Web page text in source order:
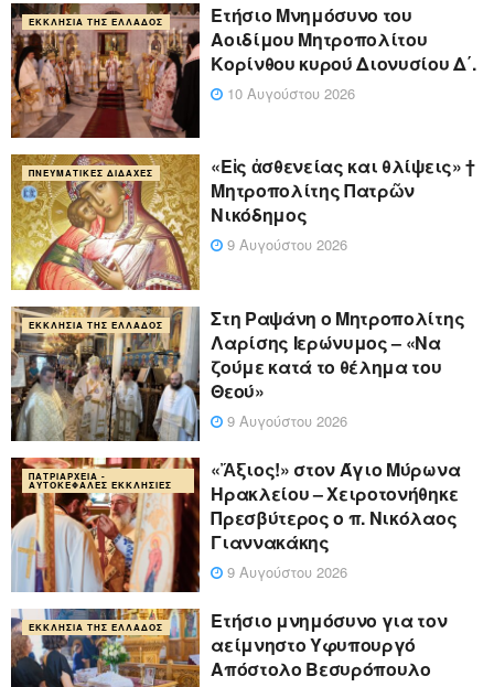
ΕΚΚΛΗΣΊΑ ΤΗΣ ΕΛΛΆΔΟΣ
Ετήσιο Μνημόσυνο του
Αοιδίμου Μητροπολίτου
Κορίνθου κυρού Διονυσίου Δ΄.
10 Αυγούστου 2026
ΠΝΕΥΜΑΤΙΚΈΣ ΔΙΔΑΧΈΣ
«Eἰς ἀσθενείας και θλίψεις» †
Μητροπολίτης Πατρῶν
Νικόδημος
9 Αυγούστου 2026
ΕΚΚΛΗΣΊΑ ΤΗΣ ΕΛΛΆΔΟΣ
Στη Ραψάνη ο Μητροπολίτης
Λαρίσης Ιερώνυμος – «Να
ζούμε κατά το θέλημα του
Θεού»
9 Αυγούστου 2026
ΠΑΤΡΙΑΡΧΕΊΑ -
ΑΥΤΟΚΈΦΑΛΕΣ ΕΚΚΛΗΣΊΕΣ
«Ἄξιος!» στον Άγιο Μύρωνα
Ηρακλείου – Χειροτονήθηκε
Πρεσβύτερος ο π. Νικόλαος
Γιαννακάκης
9 Αυγούστου 2026
ΕΚΚΛΗΣΊΑ ΤΗΣ ΕΛΛΆΔΟΣ
Ετήσιο μνημόσυνο για τον
αείμνηστο Υφυπουργό
Απόστολο Βεσυρόπουλο